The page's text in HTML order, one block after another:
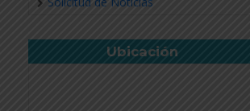
Ubicación